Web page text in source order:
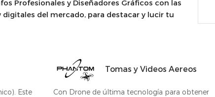
Profesionales y Diseñadores Gráficos con las
del mercado, para destacar y lucir tu
Este
Tomas y Videos Aereos
Con Drone de última tecnología para obtener